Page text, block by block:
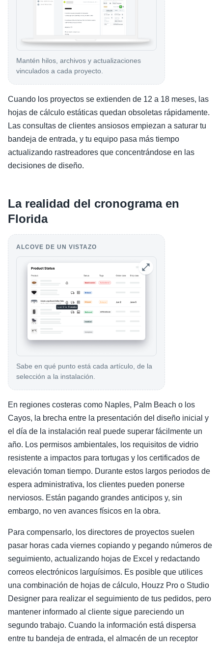
Mantén hilos, archivos y actualizaciones
vinculados a cada proyecto.
Cuando los proyectos se extienden de 12 a 18 meses, las
hojas de cálculo estáticas quedan obsoletas rápidamente.
Las consultas de clientes ansiosos empiezan a saturar tu
bandeja de entrada, y tu equipo pasa más tiempo
actualizando rastreadores que concentrándose en las
decisiones de diseño.
La realidad del cronograma en
Florida
ALCOVE DE UN VISTAZO
Sabe en qué punto está cada artículo, de la
selección a la instalación.
En regiones costeras como Naples, Palm Beach o los
Cayos, la brecha entre la presentación del diseño inicial y
el día de la instalación real puede superar fácilmente un
año. Los permisos ambientales, los requisitos de vidrio
resistente a impactos para tortugas y los certificados de
elevación toman tiempo. Durante estos largos periodos de
espera administrativa, los clientes pueden ponerse
nerviosos. Están pagando grandes anticipos y, sin
embargo, no ven avances físicos en la obra.
Para compensarlo, los directores de proyectos suelen
pasar horas cada viernes copiando y pegando números de
seguimiento, actualizando hojas de Excel y redactando
correos electrónicos larguísimos. Es posible que utilices
una combinación de hojas de cálculo, Houzz Pro o Studio
Designer para realizar el seguimiento de tus pedidos, pero
mantener informado al cliente sigue pareciendo un
segundo trabajo. Cuando la información está dispersa
entre tu bandeja de entrada, el almacén de un receptor